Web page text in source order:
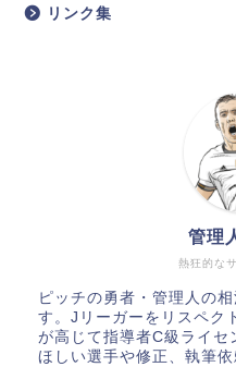
リンク集
熱狂的な
管理
ピッチの勇者・管理人の
す。Jリーガーをリスペク
が高じて指導者C級ライセ
ほしい選手や修正、執筆